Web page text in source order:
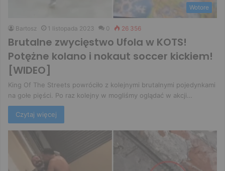
Wotore
Bartosz 1 listopada 2023 0 26 356
Brutalne zwycięstwo Ufola w KOTS!
Potężne kolano i nokaut soccer kickiem!
[WIDEO]
King Of The Streets powróciło z kolejnymi brutalnymi pojedynkami
na gołe pięści. Po raz kolejny w mogliśmy oglądać w akcji…
Czytaj więcej